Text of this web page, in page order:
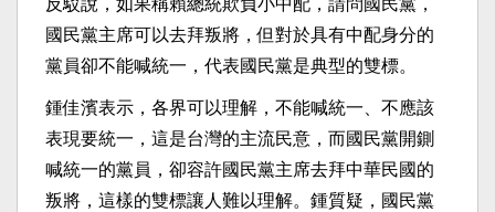
反駁說，如果稱賴總統欺負小中配，請問國民黨，
國民黨主席可以去拜叛將，但對於具有中配身分的
黨員卻不能喊統一，代表國民黨是典型的雙標。
鍾佳濱表示，各界可以理解，不能喊統一、不應該
表現要統一，這是台灣的主流民意，而國民黨開鍘
喊統一的黨員，卻容許國民黨主席去拜中華民國的
叛將，這樣的雙標讓人難以理解。鍾質疑，國民黨